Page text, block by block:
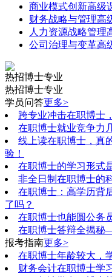
商业模式创新高级
财务战略与管理高
人力资源战略管理
公司治理与变革高
热招博士专业
热招博士专业
学员问答更多>
跨专业冲击在职博士
在职博士就业竞争力
线上读在职博士，真
验！
在职博士的学习形式
非全日制在职博士的
在职博士：高学历背
了吗？
在职博士也能圆公务
在职博士答辩全揭
报考指南更多>
在职博士年龄较大，
财务会计在职博士学